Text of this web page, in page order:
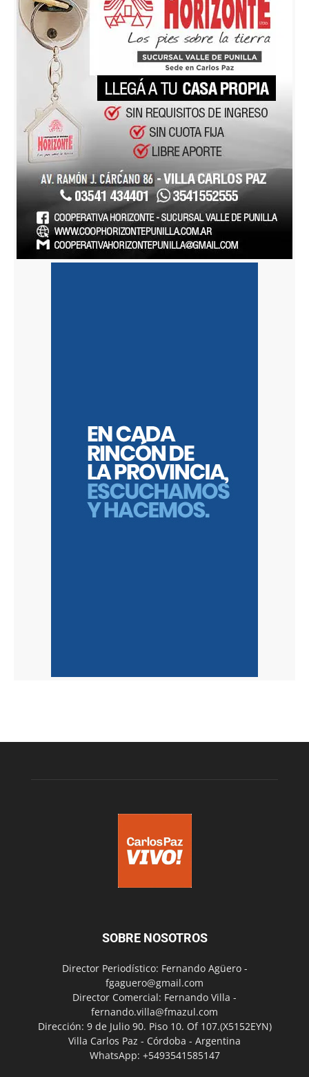
SOBRE NOSOTROS
Director Periodístico: Fernando Agüero -
fgaguero@gmail.com
Director Comercial: Fernando Villa -
fernando.villa@fmazul.com
Dirección: 9 de Julio 90. Piso 10. Of 107.(X5152EYN)
Villa Carlos Paz - Córdoba - Argentina
WhatsApp: +5493541585147